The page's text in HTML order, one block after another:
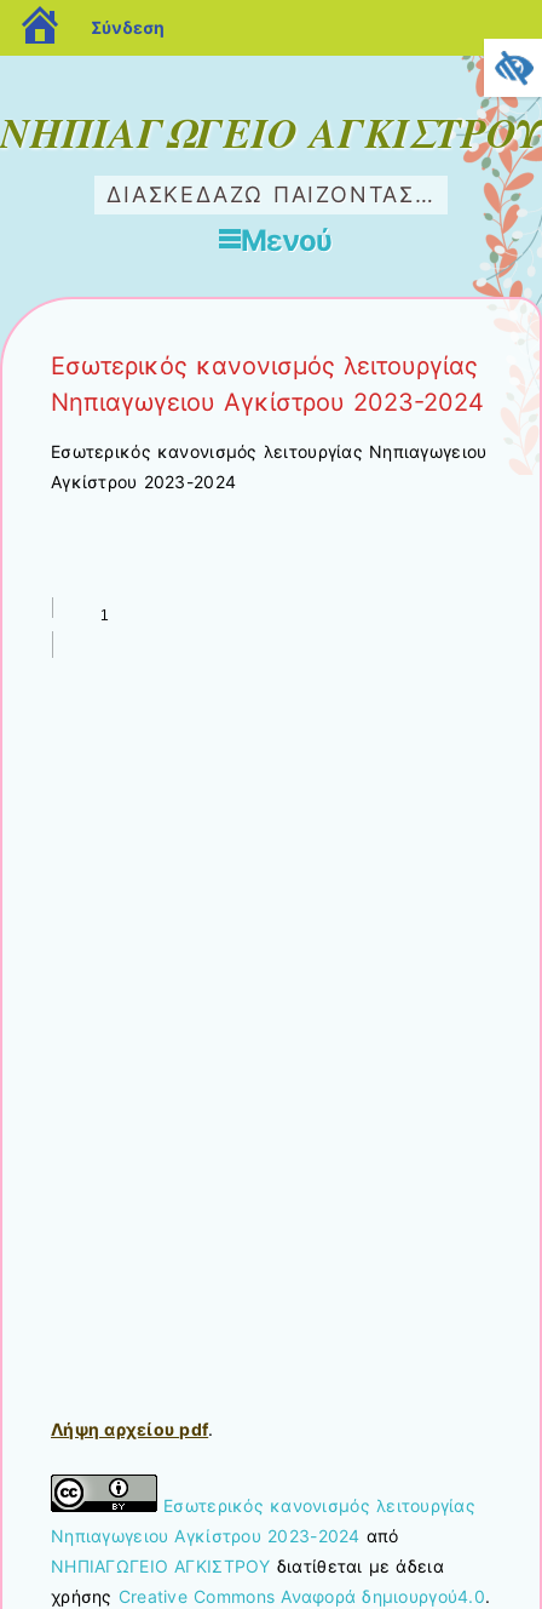
ΝΗΠΙΑΓΩΓΕΙΟ ΑΓΚΙΣΤΡΟΥ
ΔΙΑΣΚΕΔΆΖΩ ΠΑΊΖΟΝΤΑΣ…
Μενού
Εσωτερικός κανονισμός λειτουργίας
Νηπιαγωγειου Αγκίστρου 2023-2024
Εσωτερικός κανονισμός λειτουργίας Νηπιαγωγειου
Αγκίστρου 2023-2024
Λήψη αρχείου pdf.
Εσωτερικός κανονισμός λειτουργίας
Νηπιαγωγειου Αγκίστρου 2023-2024 από
ΝΗΠΙΑΓΩΓΕΙΟ ΑΓΚΙΣΤΡΟΥ διατίθεται με άδεια
χρήσης Creative Commons Αναφορά δημιουργού4.0.
blogs.sch.gr
Σύνδεση